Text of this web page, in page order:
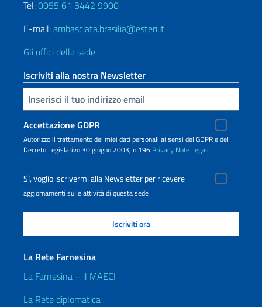
Tel:0055 61 3442 9900
E-mail:ambasciata.brasilia@esteri.it
Gli uffici della sede
Iscriviti alla nostra Newsletter
Inserisci la tua email
Accettazione GDPR
Autorizzo il trattamento dei miei dati personali ai sensi del GDPR e del
Decreto Legislativo 30 giugno 2003, n.196 Privacy Note Legali
Sì, voglio iscrivermi alla Newsletter per ricevere
aggiornamenti sulle attività di questa sede
La Rete Farnesina
La Farnesina – il MAECI
La Rete diplomatica